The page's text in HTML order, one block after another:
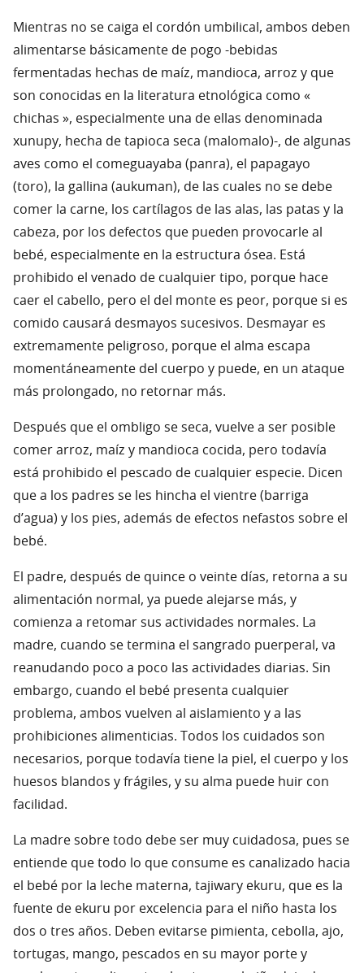
Mientras no se caiga el cordón umbilical, ambos deben
alimentarse básicamente de pogo -bebidas
fermentadas hechas de maíz, mandioca, arroz y que
son conocidas en la literatura etnológica como «
chichas », especialmente una de ellas denominada
xunupy, hecha de tapioca seca (malomalo)-, de algunas
aves como el comeguayaba (panra), el papagayo
(toro), la gallina (aukuman), de las cuales no se debe
comer la carne, los cartílagos de las alas, las patas y la
cabeza, por los defectos que pueden provocarle al
bebé, especialmente en la estructura ósea. Está
prohibido el venado de cualquier tipo, porque hace
caer el cabello, pero el del monte es peor, porque si es
comido causará desmayos sucesivos. Desmayar es
extremamente peligroso, porque el alma escapa
momentáneamente del cuerpo y puede, en un ataque
más prolongado, no retornar más.
Después que el ombligo se seca, vuelve a ser posible
comer arroz, maíz y mandioca cocida, pero todavía
está prohibido el pescado de cualquier especie. Dicen
que a los padres se les hincha el vientre (barriga
d’agua) y los pies, además de efectos nefastos sobre el
bebé.
El padre, después de quince o veinte días, retorna a su
alimentación normal, ya puede alejarse más, y
comienza a retomar sus actividades normales. La
madre, cuando se termina el sangrado puerperal, va
reanudando poco a poco las actividades diarias. Sin
embargo, cuando el bebé presenta cualquier
problema, ambos vuelven al aislamiento y a las
prohibiciones alimenticias. Todos los cuidados son
necesarios, porque todavía tiene la piel, el cuerpo y los
huesos blandos y frágiles, y su alma puede huir con
facilidad.
La madre sobre todo debe ser muy cuidadosa, pues se
entiende que todo lo que consume es canalizado hacia
el bebé por la leche materna, tajiwary ekuru, que es la
fuente de ekuru por excelencia para el niño hasta los
dos o tres años. Deben evitarse pimienta, cebolla, ajo,
tortugas, mango, pescados en su mayor porte y